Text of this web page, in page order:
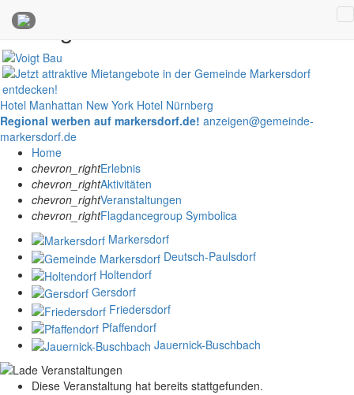
Anzeigen
Hotel Manhattan New York Hotel Nürnberg
Regional werben auf markersdorf.de! anzeigen@gemeinde-
markersdorf.de
Home
chevron_rightErlebnis
chevron_rightAktivitäten
chevron_rightVeranstaltungen
chevron_rightFlagdancegroup Symbolica
Markersdorf
Deutsch-Paulsdorf
Holtendorf
Gersdorf
Friedersdorf
Pfaffendorf
Jauernick-Buschbach
Diese Veranstaltung hat bereits stattgefunden.